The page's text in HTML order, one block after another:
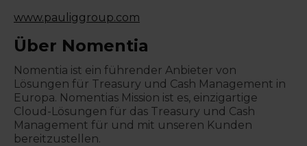
www.pauliggroup.com
Über Nomentia
Nomentia ist ein führender Anbieter von
Lösungen für Treasury und Cash Management in
Europa. Nomentias Mission ist es, einzigartige
Cloud-Lösungen für das Treasury und Cash
Management für und mit unseren Kunden
bereitzustellen.